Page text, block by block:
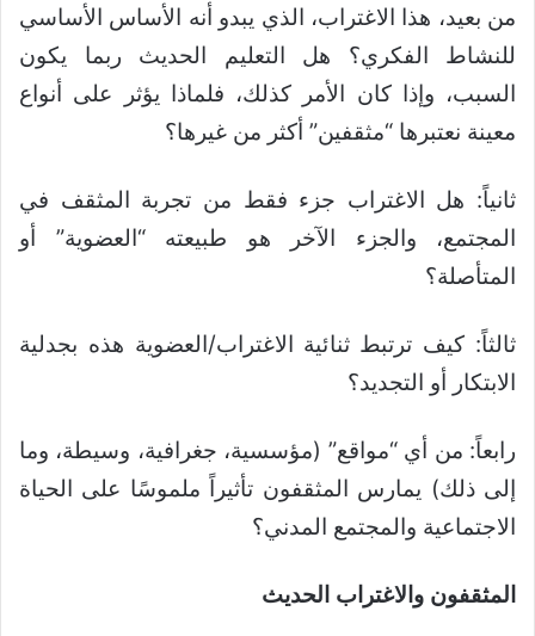
من بعيد، هذا الاغتراب، الذي يبدو أنه الأساس الأساسي
للنشاط الفكري؟ هل التعليم الحديث ربما يكون
السبب، وإذا كان الأمر كذلك، فلماذا يؤثر على أنواع
معينة نعتبرها “مثقفين” أكثر من غيرها؟
ثانياً: هل الاغتراب جزء فقط من تجربة المثقف في
المجتمع، والجزء الآخر هو طبيعته “العضوية” أو
المتأصلة؟
ثالثاً: كيف ترتبط ثنائية الاغتراب/العضوية هذه بجدلية
الابتكار أو التجديد؟
رابعاً: من أي “مواقع” (مؤسسية، جغرافية، وسيطة، وما
إلى ذلك) يمارس المثقفون تأثيراً ملموسًا على الحياة
الاجتماعية والمجتمع المدني؟
المثقفون والاغتراب الحديث